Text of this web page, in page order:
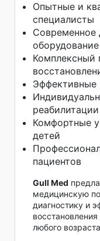
Опытные и
специалисты
Современное
оборудование
Комплексный
Эффективные
реабилитации
Комфортные
детей
пациентов
Gull Med
медицинскую
диагностику и
любого